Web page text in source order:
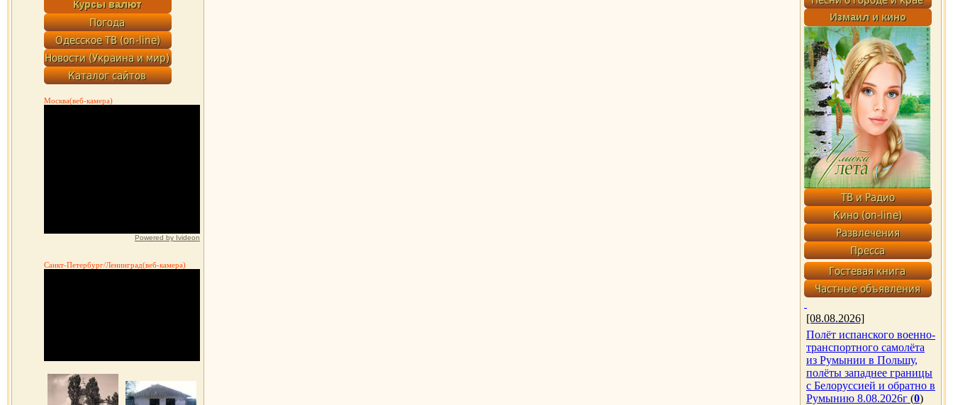
Москва(веб-камера)
Powered by Ivideon
Санкт-Петербург/Ленинград(веб-камера)
[08.08.2026]
Полёт испанского военно-
транспортного самолёта
из Румынии в Польшу,
полёты западнее границы
с Белоруссией и обратно в
Румынию 8.08.2026г (0)